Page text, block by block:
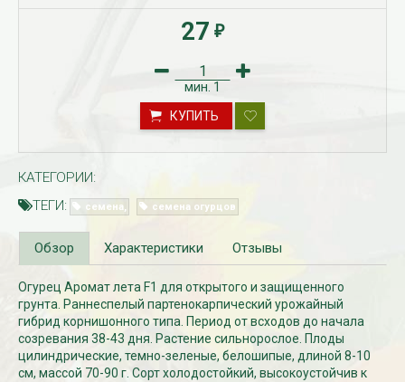
27 ₽
мин. 1
КУПИТЬ
КАТЕГОРИИ:
ТЕГИ:
семена семена огурцов
Обзор Характеристики Отзывы
Огурец Аромат лета F1 для открытого и защищенного
грунта. Раннеспелый партенокарпический урожайный
гибрид корнишонного типа. Период от всходов до начала
созревания 38-43 дня. Растение сильнорослое. Плоды
цилиндрические, темно-зеленые, белошипые, длиной 8-10
см, массой 70-90 г. Сорт холодостойкий, высокоустойчив к